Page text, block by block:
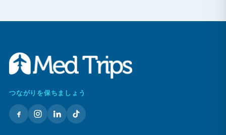
つながりを保ちましょう